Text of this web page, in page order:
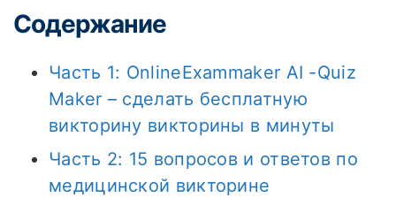
Содержание
Часть 1: OnlineExammaker AI -Quiz
Maker – сделать бесплатную
викторину викторины в минуты
Часть 2: 15 вопросов и ответов по
медицинской викторине